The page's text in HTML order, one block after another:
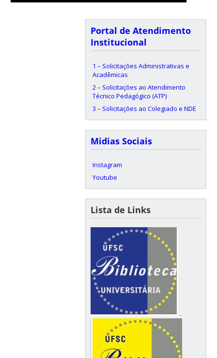
Portal de Atendimento
Institucional
1 – Solicitações Administrativas e
Acadêmicas
2 – Solicitações ao Atendimento
Técnico Pedagógico (ATP)
3 – Solicitações ao Colegiado e NDE
Midias Sociais
Instagram
Youtube
Lista de Links
.